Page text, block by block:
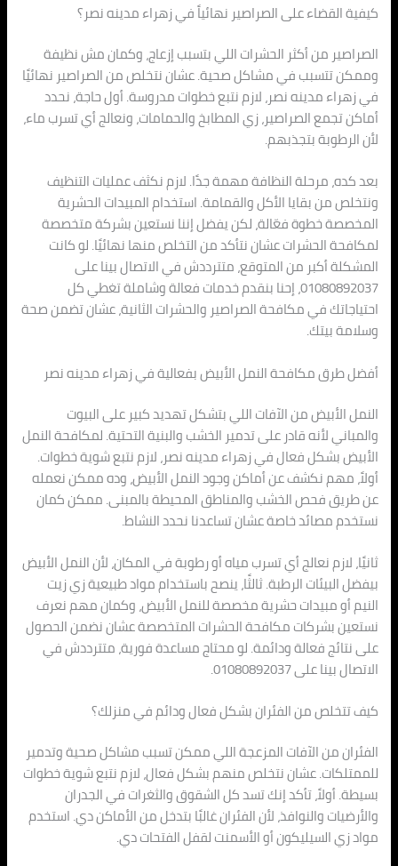
كيفية القضاء على الصراصير نهائياً في زهراء مدينه نصر؟
الصراصير من أكثر الحشرات اللي بتسبب إزعاج، وكمان مش نظيفة
وممكن تتسبب في مشاكل صحية. عشان نتخلص من الصراصير نهائيًا
في زهراء مدينه نصر، لازم نتبع خطوات مدروسة. أول حاجة، نحدد
أماكن تجمع الصراصير، زي المطابخ والحمامات، ونعالج أي تسرب ماء،
لأن الرطوبة بتجذبهم.
بعد كده، مرحلة النظافة مهمة جدًا. لازم نكثف عمليات التنظيف
ونتخلص من بقايا الأكل والقمامة. استخدام المبيدات الحشرية
المخصصة خطوة فعّالة، لكن يفضل إننا نستعين بشركة متخصصة
لمكافحة الحشرات عشان نتأكد من التخلص منها نهائيًا. لو كانت
المشكلة أكبر من المتوقع، متترددش في الاتصال بينا على
01080892037، إحنا بنقدم خدمات فعالة وشاملة تغطي كل
احتياجاتك في مكافحة الصراصير والحشرات الثانية، عشان تضمن صحة
وسلامة بيتك.
أفضل طرق مكافحة النمل الأبيض بفعالية في زهراء مدينه نصر
النمل الأبيض من الآفات اللي بتشكل تهديد كبير على البيوت
والمباني لأنه قادر على تدمير الخشب والبنية التحتية. لمكافحة النمل
الأبيض بشكل فعال في زهراء مدينه نصر، لازم نتبع شوية خطوات.
أولاً، مهم نكشف عن أماكن وجود النمل الأبيض، وده ممكن نعمله
عن طريق فحص الخشب والمناطق المحيطة بالمبنى. ممكن كمان
نستخدم مصائد خاصة عشان تساعدنا نحدد النشاط.
ثانيًا، لازم نعالج أي تسرب مياه أو رطوبة في المكان، لأن النمل الأبيض
بيفضل البيئات الرطبة. ثالثًا، ينصح باستخدام مواد طبيعية زي زيت
النيم أو مبيدات حشرية مخصصة للنمل الأبيض، وكمان مهم نعرف
نستعين بشركات مكافحة الحشرات المتخصصة عشان نضمن الحصول
على نتائج فعالة ودائمة. لو محتاج مساعدة فورية، متترددش في
الاتصال بينا على 01080892037.
كيف تتخلص من الفئران بشكل فعال ودائم في منزلك؟
الفئران من الآفات المزعجة اللي ممكن تسبب مشاكل صحية وتدمير
للممتلكات. عشان نتخلص منهم بشكل فعال، لازم نتبع شوية خطوات
بسيطة. أولاً، تأكد إنك تسد كل الشقوق والثغرات في الجدران
والأرضيات والنوافذ، لأن الفئران غالبًا بتدخل من الأماكن دي. استخدم
مواد زي السيليكون أو الأسمنت لقفل الفتحات دي.